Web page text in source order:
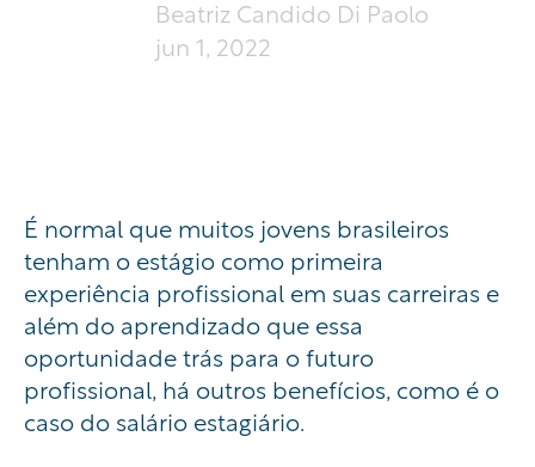
Beatriz Candido Di Paolo
jun 1, 2022
É normal que muitos jovens brasileiros
tenham o estágio como primeira
experiência profissional em suas carreiras e
além do aprendizado que essa
oportunidade trás para o futuro
profissional, há outros benefícios, como é o
caso do salário estagiário.